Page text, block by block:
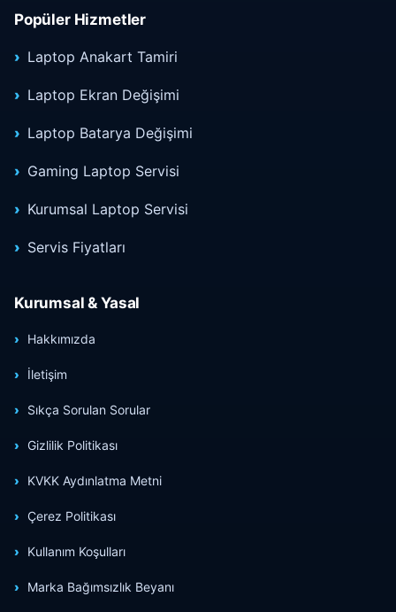
Popüler Hizmetler
Laptop Anakart Tamiri
Laptop Ekran Değişimi
Laptop Batarya Değişimi
Gaming Laptop Servisi
Kurumsal Laptop Servisi
Servis Fiyatları
Kurumsal & Yasal
Hakkımızda
İletişim
Sıkça Sorulan Sorular
Gizlilik Politikası
KVKK Aydınlatma Metni
Çerez Politikası
Kullanım Koşulları
Marka Bağımsızlık Beyanı